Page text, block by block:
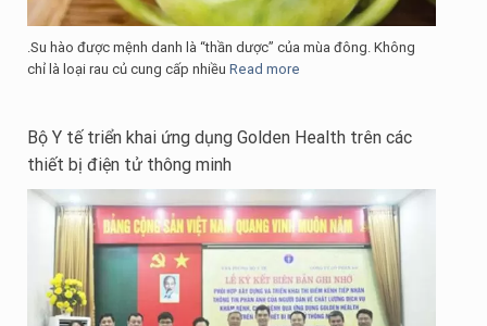
.Su hào được mệnh danh là “thần dược” của mùa đông. Không
chỉ là loại rau củ cung cấp nhiều Read more
Bộ Y tế triển khai ứng dụng Golden Health trên các
thiết bị điện tử thông minh